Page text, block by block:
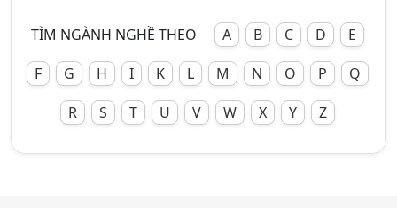
TÌM NGÀNH NGHỀ THEO A B C D
E
F
G H I K L M N O P
Q
R
S T U V W X Y Z